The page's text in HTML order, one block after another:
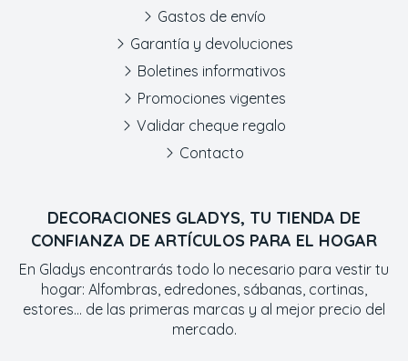
DECORACIONES GLADYS, TU TIENDA DE
CONFIANZA DE ARTÍCULOS PARA EL HOGAR
En Gladys encontrarás todo lo necesario para vestir tu
hogar: Alfombras, edredones, sábanas, cortinas,
estores... de las primeras marcas y al mejor precio del
mercado.
Gastos de envío
Garantía y devoluciones
Boletines informativos
Promociones vigentes
Validar cheque regalo
Contacto